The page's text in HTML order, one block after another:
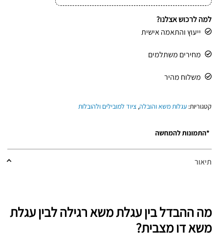
למה לרכוש אצלנו?
ייעוץ והתאמה אישית
מחירים משתלמים
משלוח מהיר
קטגוריות: עגלות משא והובלה, ציוד למובילים ולהובלות
תיאור
מה ההבדל בין עגלת משא רגילה לבין עגלת
משא דו מצבית?